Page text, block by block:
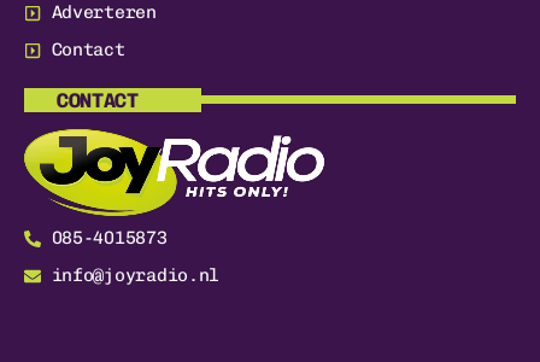
Adverteren
Contact
CONTACT
085-4015873
info@joyradio.nl